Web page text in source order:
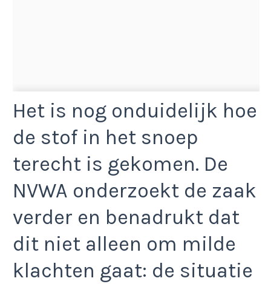
Het is nog onduidelijk hoe
de stof in het snoep
terecht is gekomen. De
NVWA onderzoekt de zaak
verder en benadrukt dat
dit niet alleen om milde
klachten gaat: de situatie